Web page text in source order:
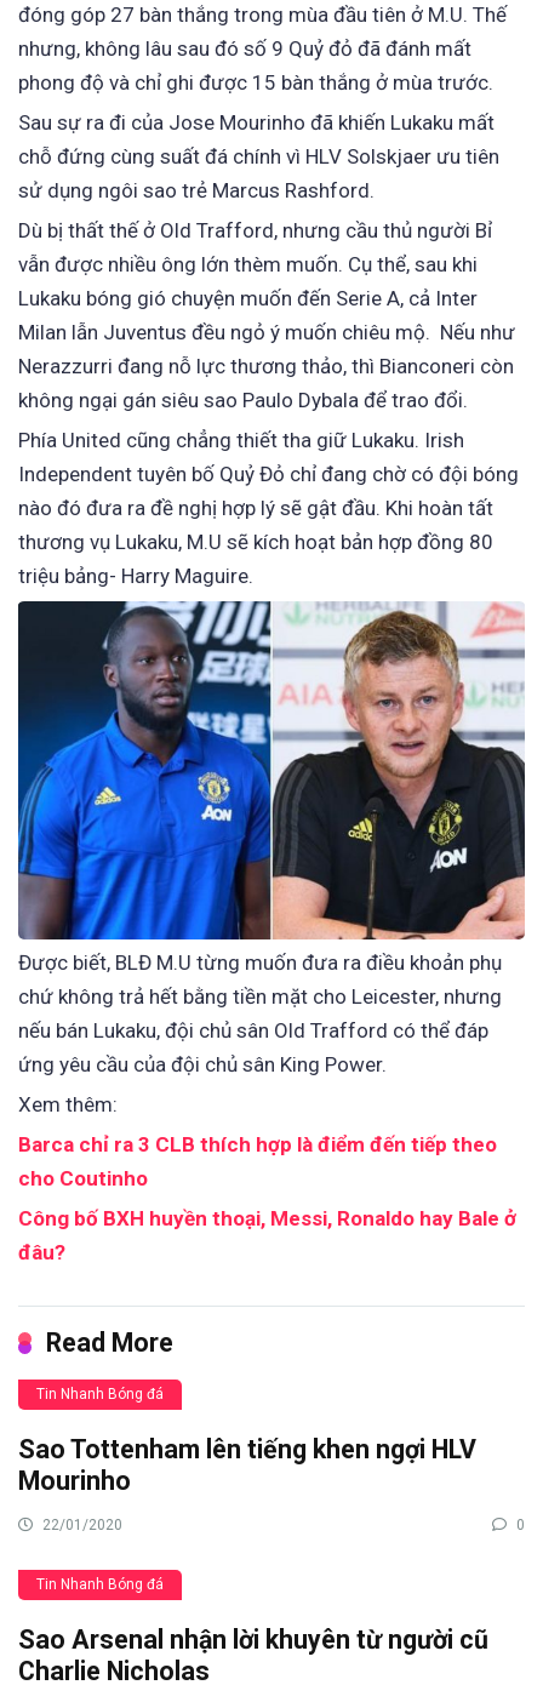
đóng góp 27 bàn thắng trong mùa đầu tiên ở M.U. Thế
nhưng, không lâu sau đó số 9 Quỷ đỏ đã đánh mất
phong độ và chỉ ghi được 15 bàn thắng ở mùa trước.
Sau sự ra đi của Jose Mourinho đã khiến Lukaku mất
chỗ đứng cùng suất đá chính vì HLV Solskjaer ưu tiên
sử dụng ngôi sao trẻ Marcus Rashford.
Dù bị thất thế ở Old Trafford, nhưng cầu thủ người Bỉ
vẫn được nhiều ông lớn thèm muốn. Cụ thể, sau khi
Lukaku bóng gió chuyện muốn đến Serie A, cả Inter
Milan lẫn Juventus đều ngỏ ý muốn chiêu mộ. Nếu như
Nerazzurri đang nỗ lực thương thảo, thì Bianconeri còn
không ngại gán siêu sao Paulo Dybala để trao đổi.
Phía United cũng chẳng thiết tha giữ Lukaku. Irish
Independent tuyên bố Quỷ Đỏ chỉ đang chờ có đội bóng
nào đó đưa ra đề nghị hợp lý sẽ gật đầu. Khi hoàn tất
thương vụ Lukaku, M.U sẽ kích hoạt bản hợp đồng 80
triệu bảng- Harry Maguire.
Được biết, BLĐ M.U từng muốn đưa ra điều khoản phụ
chứ không trả hết bằng tiền mặt cho Leicester, nhưng
nếu bán Lukaku, đội chủ sân Old Trafford có thể đáp
ứng yêu cầu của đội chủ sân King Power.
Xem thêm:
Barca chỉ ra 3 CLB thích hợp là điểm đến tiếp theo
cho Coutinho
Công bố BXH huyền thoại, Messi, Ronaldo hay Bale ở
đâu?
Read More
Tin Nhanh Bóng đá
Sao Tottenham lên tiếng khen ngợi HLV
Mourinho
22/01/2020 0
Tin Nhanh Bóng đá
Sao Arsenal nhận lời khuyên từ người cũ
Charlie Nicholas